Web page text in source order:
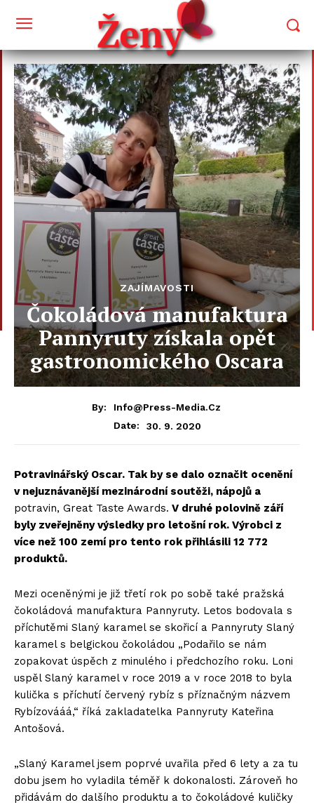
ZAJÍMAVOSTI
Čokoládová manufaktura
Pannyruty získala opět
gastronomického Oscara
By:
Info@press-Media.cz
Date:
30. 9. 2020
Potravinářský Oscar. Tak by se dalo označit ocenění
v nejuznávanější mezinárodní soutěži, nápojů a
potravin, Great Taste Awards. V druhé polovině září
byly zveřejněny výsledky pro letošní rok. Výrobci z
více než 100 zemí pro tento rok přihlásili 12 772
produktů.
Mezi oceněnými je již třetí rok po sobě také pražská
čokoládová manufaktura Pannyruty. Letos bodovala s
příchutěmi Slaný karamel se skořicí a Pannyruty Slaný
karamel s belgickou čokoládou „Podařilo se nám
zopakovat úspěch z minulého i předchozího roku. Loni
uspěl Slaný karamel v roce 2019 a v roce 2018 to byla
kulička s příchutí červený rybíz s příznačným názvem
Rybízovááá,“ říká zakladatelka Pannyruty Kateřina
Antošová.
„Slaný Karamel jsem poprvé uvařila před 6 lety a za tu
dobu jsem ho vyladila téměř k dokonalosti. Zároveň ho
přidávám do dalšího produktu a to čokoládové kuličky